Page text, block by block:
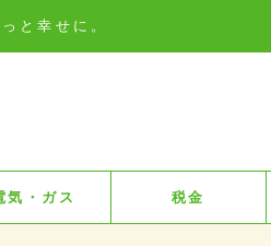
と幸せに。
気・ガス 税金